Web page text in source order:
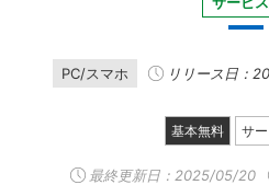
PC/スマホ リリース日：
基本無料 サ
最終更新日： 2025/05/20